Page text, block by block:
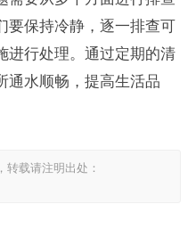
要保持冷静，逐一排查可
进行处理。通过定期的清
通水顺畅，提高生活品
载请注明出处：